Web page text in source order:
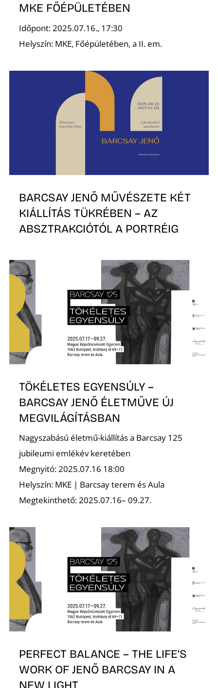
MKE FŐÉPÜLETÉBEN
Időpont: 2025.07.16., 17:30
Helyszín: MKE, Főépületében, a II. em.
BARCSAY JENŐ MŰVÉSZETE KÉT
KIÁLLÍTÁS TÜKRÉBEN – AZ
ABSZTRAKCIÓTÓL A PORTRÉIG
TÖKÉLETES EGYENSÚLY –
BARCSAY JENŐ ÉLETMŰVE ÚJ
MEGVILÁGÍTÁSBAN
Nagyszabású életmű-kiállítás a Barcsay 125
jubileumi emlékév keretében
Megnyitó: 2025.07.16 18:00
Helyszín: MKE | Barcsay terem és Aula
Megtekinthető: 2025.07.16– 09.27.
PERFECT BALANCE – THE LIFE’S
WORK OF JENŐ BARCSAY IN A
NEW LIGHT